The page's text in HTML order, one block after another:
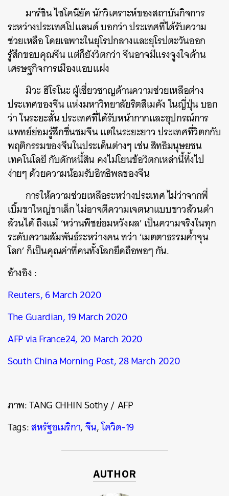
มาร์ซิน ไซโคนียัค นักวิเคราะห์ของสถาบันกิจการ
ระหว่างประเทศโปแลนด์ บอกว่า ประเทศที่ได้รับความ
ช่วยเหลือ โดยเฉพาะในยุโรปกลางและยุโรปตะวันออก
รู้สึกขอบคุณจีน แต่ก็ยังวิตกว่า จีนอาจมีแรงจูงใจด้าน
เศรษฐกิจการเมืองแอบแฝง
มิวะ ฮิโรโนะ ผู้เชี่ยวชาญด้านความช่วยเหลือต่าง
ประเทศของจีน แห่งมหาวิทยาลัยริตสึเมคัง ในญี่ปุ่น บอก
ว่า ในระยะสั้น ประเทศที่ได้รับหน้ากากและอุปกรณ์การ
แพทย์ย่อมรู้สึกชื่นชมจีน แต่ในระยะยาว ประเทศที่วิตกกับ
พฤติกรรมของจีนในประเด็นต่างๆ เช่น สิทธิมนุษยชน
เทคโนโลยี กับดักหนี้สิน คงไม่โยนข้อวิตกเหล่านี้ทิ้งไป
ง่ายๆ ด้วยความน้อมรับอิทธิพลของจีน
การให้ความช่วยเหลือระหว่างประเทศ ไม่ว่าจากพี่
เบิ้มขาใหญ่ขาเล็ก ไม่อาจตีความเจตนาแบบขาวล้วนดำ
ล้วนได้ ถึงแม้ ‘หว่านพืชย่อมหวังผล’ เป็นความจริงในทุก
ระดับความสัมพันธ์ระหว่างคน ทว่า ‘เมตตาธรรมค้ำจุน
โลก’ ก็เป็นคุณค่าที่คนทั้งโลกยึดถือพอๆ กัน.
อ้างอิง :
Reuters, 6 March 2020
The Guardian, 19 March 2020
AFP via France24, 20 March 2020
South China Morning Post, 28 March 2020
ภาพ: TANG CHHIN Sothy / AFP
Tags:สหรัฐอเมริกา,จีน,โควิด-19
AUTHOR